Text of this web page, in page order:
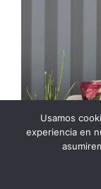
Usamos
experiencia en